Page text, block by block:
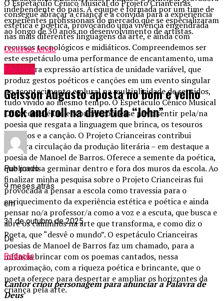
O Espetáculo Cênico Musical do Projeto Crianceiras
consegue abraçar a criança e a convida para a experiência
estética e poética, provocando uma vivência engendrada
nas mais diferentes linguagens da arte, e ainda com
recursos tecnológicos e midiáticos. Compreendemos ser
este espetáculo uma performance de encantamento, uma
verdadeira expressão artística de unidade variável, que
produz gestos poéticos e canções em um evento singular
no acontecimento e plural na multiplicidade de sentidos,
tudo vivido ao mesmo tempo. O Espetáculo Cênico Musical
Crianceiras é um encontro com esse novo sentir pela/na
poesia que resgata a linguagem que brinca, os tesouros
poéticos e a canção. O Projeto Crianceiras contribui
na/para circulação da produção literária – em destaque a
poesia de Manoel de Barros. Oferece a semente da poética,
que precisa germinar dentro e fora dos muros da escola. Ao
finalizar minha pesquisa sobre o Projeto Crianceiras fui
provocada a pensar a escola como travessia para o
enriquecimento da experiência estética e poética e ainda
pensar no/a professor/a como a voz e a escuta, que busca e
abre os caminhos na arte que transforma, e como diz o
Poeta, que “desvê o mundo”. O espetáculo Crianceiras
poesias de Manoel de Barros faz um chamado, para a
infância brincar com os poemas cantados, nessa
aproximação, com a riqueza poética e brincante, que o
poeta oferece para despertar e ampliar os horizontes da
criança pela arte.
independente do país. A equipe é formada por um time de
experientes profissionais do mercado que se especializaram
ao longo de 30 anos no desenvolvimento de artistas.
Continue lendo
Música
Geisson Augusto aposta no bom e velho
rock and roll na divertida “John”
Publicado
9 meses atrás
em
31 de outubro de 2025
De
Redação
Cantor criou personagem para anunciar a Palavra de
Deus